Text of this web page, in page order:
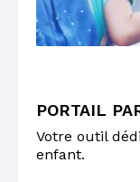
PORTAIL
Votre outil
enfant.